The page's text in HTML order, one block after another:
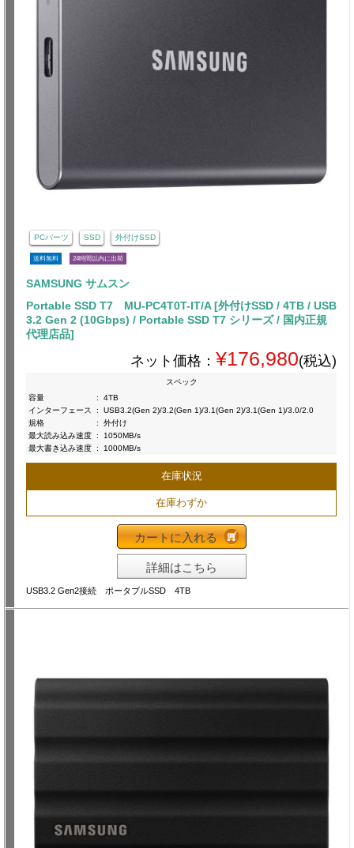
PCパーツ SSD 外付けSSD
送料無料 24時間以内に出荷
SAMSUNG サムスン
Portable SSD T7 MU-PC4T0T-IT/A [外付けSSD / 4TB / USB
3.2 Gen 2 (10Gbps) / Portable SSD T7 シリーズ / 国内正規
代理店品]
ネット価格： ¥176,980(税込)
スペック
容量
:
4TB
インターフェース
:
USB3.2(Gen 2)/3.2(Gen 1)/3.1(Gen 2)/3.1(Gen 1)/3.0/2.0
規格
:
外付け
最大読み込み速度 :
1050MB/s
最大書き込み速度 : 1000MB/s
在庫状況
在庫わずか
カートに入れる
詳細はこちら
USB3.2 Gen2接続 ポータブルSSD 4TB